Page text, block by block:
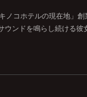
ノコホテルの現在地」
ウンドを鳴らし続ける